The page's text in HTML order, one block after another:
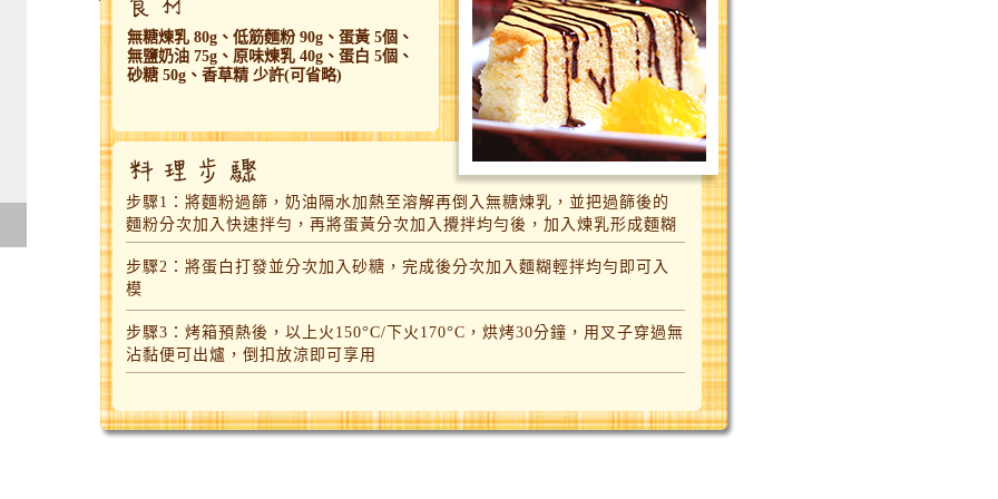
無糖煉乳 80g、低筋麵粉 90g、蛋黃 5個、
無鹽奶油 75g、原味煉乳 40g、蛋白 5個、
砂糖 50g、香草精 少許(可省略)
步驟1： 將麵粉過篩，奶油隔水加熱至溶解再倒入無糖煉乳，並把過篩後的
麵粉分次加入快速拌勻，再將蛋黃分次加入攪拌均勻後，加入煉乳形成麵糊
步驟2： 將蛋白打發並分次加入砂糖，完成後分次加入麵糊輕拌均勻即可入
模
步驟3：烤箱預熱後，以上火150°C/下火170°C，烘烤30分鐘，用叉子穿過無
沾黏便可出爐，倒扣放涼即可享用